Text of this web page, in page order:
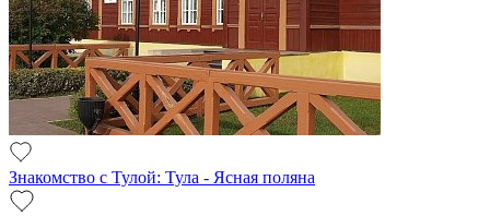
Знакомство с Тулой: Тула - Ясная поляна